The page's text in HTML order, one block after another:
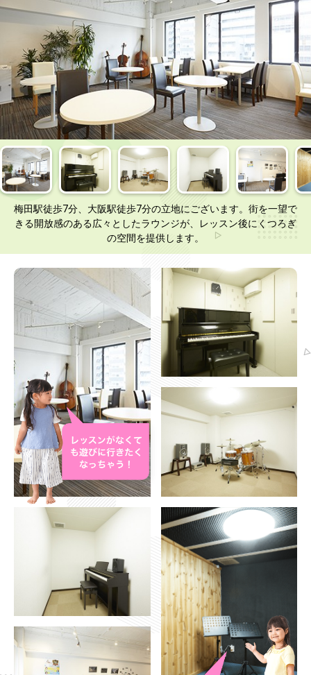
梅田駅徒歩7分、大阪駅徒歩7分の立地にございます。街を一望で
きる開放感のある広々としたラウンジが、レッスン後にくつろぎ
の空間を提供します。